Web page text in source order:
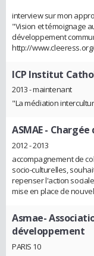
interview sur mon
"Vision et témoignage
développement
http://
ICP Institut
2013 - maintenant
"La médiation
ASMAE- Chargée
2012 - 2013
accompagnement de
socio-culturelles,
repenser l'action
mise en place de
Asmae-
développement
PARIS 10